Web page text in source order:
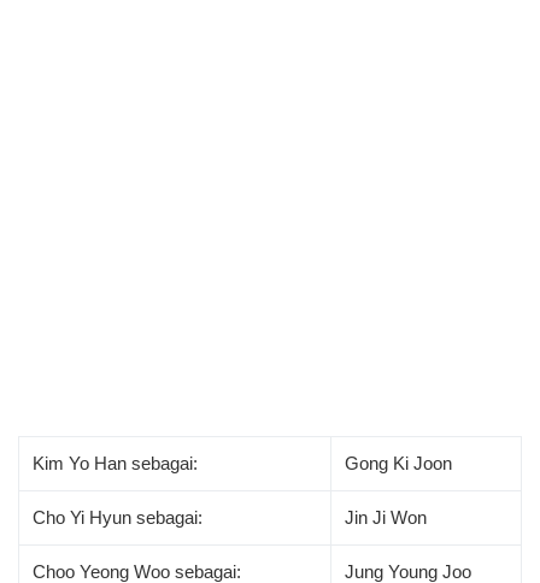
Kim Yo Han sebagai: Gong Ki Joon
Cho Yi Hyun sebagai: Jin Ji Won
Choo Yeong Woo sebagai: Jung Young Joo